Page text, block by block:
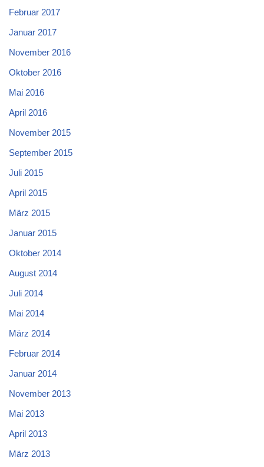
Februar 2017
Januar 2017
November 2016
Oktober 2016
Mai 2016
April 2016
November 2015
September 2015
Juli 2015
April 2015
März 2015
Januar 2015
Oktober 2014
August 2014
Juli 2014
Mai 2014
März 2014
Februar 2014
Januar 2014
November 2013
Mai 2013
April 2013
März 2013